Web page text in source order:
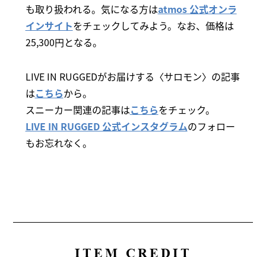
も取り扱われる。気になる方はatmos 公式オンラ
インサイトをチェックしてみよう。なお、価格は
25,300円となる。
LIVE IN RUGGEDがお届けする〈サロモン〉の記事
はこちらから。
スニーカー関連の記事はこちらをチェック。
LIVE IN RUGGED 公式インスタグラムのフォロー
もお忘れなく。
ITEM CREDIT